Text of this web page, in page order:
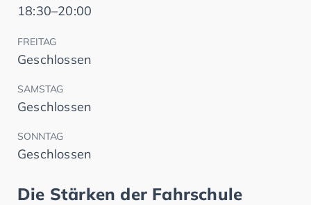
18:30–20:00
FREITAG
Geschlossen
SAMSTAG
Geschlossen
SONNTAG
Geschlossen
Die Stärken der Fahrschule